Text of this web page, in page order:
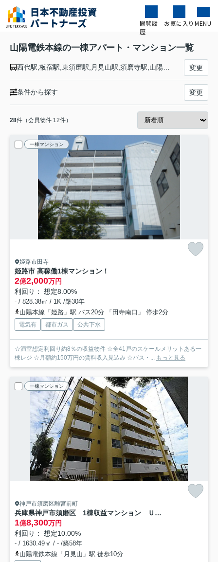
閲覧履
歴
お気に入り MENU
山陽電鉄本線の一棟アパート・マンション一覧
変更
条件から探す 変更
28件（会員物件 12件）
一棟マンション
姫路市田寺
姫路市 高稼働1棟マンション！
2億2,000万円
利回り： 想定8.00%
- / 828.38㎡ / 1K /築30年
山陽本線「姫路」駅 バス20分 「田寺南口」 停歩2分
電気有 都市ガス 公共下水
☆満室想定利回り約8％の収益物件 ☆全41戸のスケールメリットある一
棟レジ ☆月額約150万円の賃料収入見込み ☆バス・...
もっと見る
一棟マンション
神戸市須磨区離宮前町
兵庫県神戸市須磨区 1棟収益マンション ＵＣ離宮
1億8,300万円
利回り： 想定10.00%
- / 1630.49㎡ / - /築58年
山陽電鉄本線「月見山」駅 徒歩10分